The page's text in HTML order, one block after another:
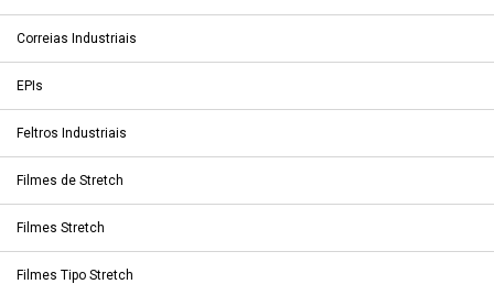
Correias Industriais
EPIs
Feltros Industriais
Filmes de Stretch
Filmes Stretch
Filmes Tipo Stretch